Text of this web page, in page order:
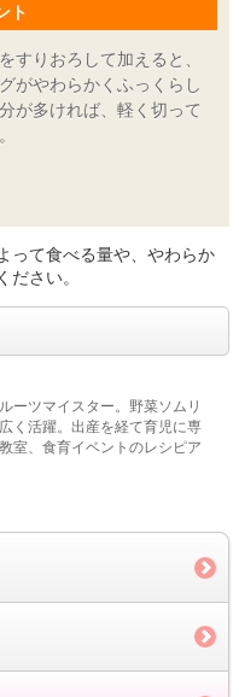
ト
すりおろして加えると、
がやわらかくふっくらし
が多ければ、軽く切って
って食べる量や、やわらか
ださい。
ーツマイスター。野菜ソムリ
く活躍。出産を経て育児に専
室、食育イベントのレシピア